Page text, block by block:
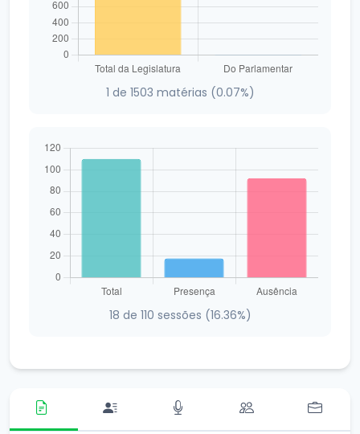
1 de 1503 matérias (0.07%)
18 de 110 sessões (16.36%)